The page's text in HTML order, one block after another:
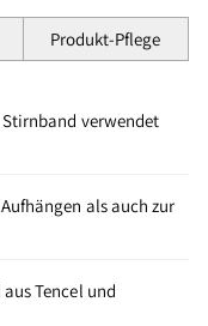
Produkt-Pflege
verwendet
als auch zur
Tencel und